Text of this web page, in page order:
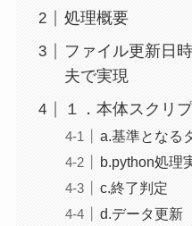
処理概要
ファイル更新日
夫で実現
１．本体スクリ
a.基準となる
b.python処理
c.終了判定
d.データ更新